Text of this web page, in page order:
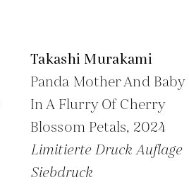
Takashi Murakami
Panda Mother And Baby
In A Flurry Of Cherry
Blossom Petals, 2024
Limitierte Druck Auflage
Siebdruck